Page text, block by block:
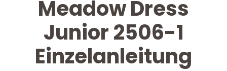
Meadow Dress
Junior 2506-1
Einzelanleitung